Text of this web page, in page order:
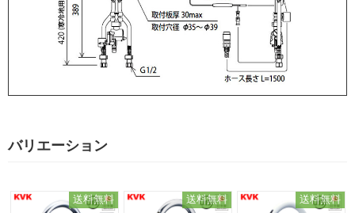
バリエーション
送料無料 送料無料 送料無料